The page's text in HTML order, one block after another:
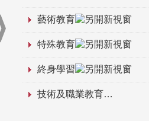
藝術教育
特殊教育
終身學習
技術及職業教育